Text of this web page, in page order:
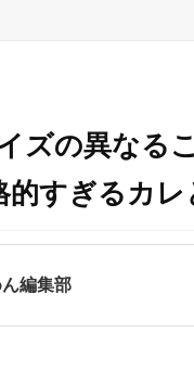
ズの異なる
的すぎるカ
編集部